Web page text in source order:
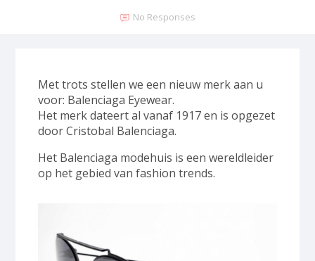
No Responses
Met trots stellen we een nieuw merk aan u
voor: Balenciaga Eyewear.
Het merk dateert al vanaf 1917 en is opgezet
door Cristobal Balenciaga.
Het Balenciaga modehuis is een wereldleider
op het gebied van fashion trends.